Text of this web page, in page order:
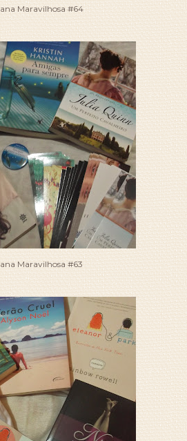
Maravilhosa #64
Maravilhosa #63